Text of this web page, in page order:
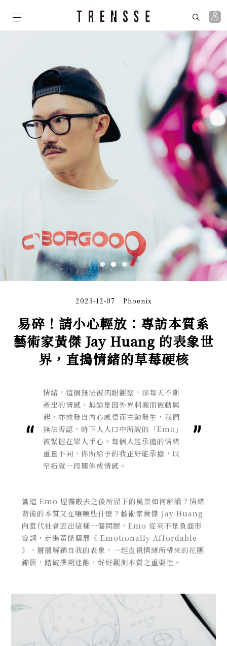
易碎！請小心輕放：專訪本質系
藝術家黃傑 Jay Huang 的表象世
界，直搗情緒的草莓硬核
Phoenix
2023-12-07
情緒，這個無法被肉眼觀察，卻每天不斷
產出的情感，無論是因外界刺激而被動興
起，亦或發自內心感悟而主動發生，我們
無法否認，時下人人口中所說的「Emo」
被緊握在眾人手心。每個人能承擔的情緒
重量不同，你所給予的我正好能承擔，以
至造就一段關係或情感。
當這 Emo 煙霧散去之後所留下的風景如何解讀？情緒
背後的本質又在嚷嚷些什麼？藝術家黃傑 Jay Huang
向當代社會丟出這樣一個問題，Emo 從來不是負面形
容詞，走進黃傑個展《 Emotionally Affordable
》，層層解鎖自我的表象，一起直視情緒所帶來的花團
錦簇，踏破撲朔迷離，好好觀測本質之重要性。